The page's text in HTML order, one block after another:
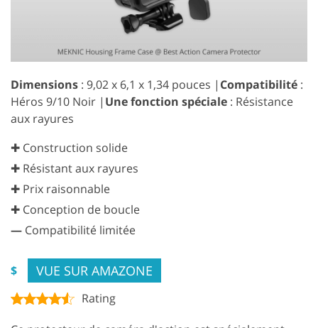
Dimensions : 9,02 x 6,1 x 1,34 pouces | Compatibilité :
Héros 9/10 Noir | Une fonction spéciale : Résistance
aux rayures
✚ Construction solide
✚ Résistant aux rayures
✚ Prix raisonnable
✚ Conception de boucle
— Compatibilité limitée
$ VUE SUR AMAZONE
Rating